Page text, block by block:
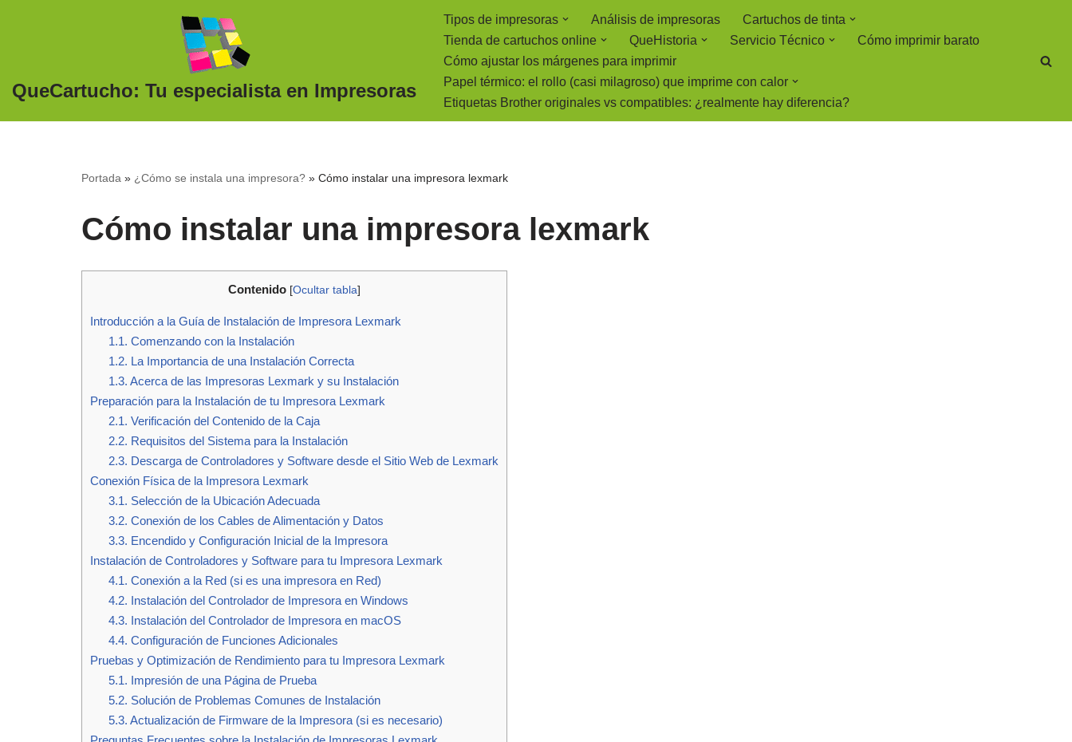
contenido
QueCartucho: Tu especialista en Impresoras
Tipos de impresoras Análisis de impresoras
Cartuchos de tinta
Tienda de cartuchos online
QueHistoria Servicio Técnico
Cómo imprimir barato
Cómo ajustar los márgenes para imprimir
Papel térmico: el rollo (casi milagroso) que imprime con calor
Etiquetas Brother originales vs compatibles: ¿realmente hay diferencia?
Portada » ¿Cómo se instala una impresora? » Cómo instalar una impresora lexmark
Cómo instalar una impresora lexmark
Contenido [Ocultar tabla]
Introducción a la Guía de Instalación de Impresora Lexmark
1.1. Comenzando con la Instalación
1.2. La Importancia de una Instalación Correcta
1.3. Acerca de las Impresoras Lexmark y su Instalación
Preparación para la Instalación de tu Impresora Lexmark
2.1. Verificación del Contenido de la Caja
2.2. Requisitos del Sistema para la Instalación
2.3. Descarga de Controladores y Software desde el Sitio Web de Lexmark
Conexión Física de la Impresora Lexmark
3.1. Selección de la Ubicación Adecuada
3.2. Conexión de los Cables de Alimentación y Datos
3.3. Encendido y Configuración Inicial de la Impresora
Instalación de Controladores y Software para tu Impresora Lexmark
4.1. Conexión a la Red (si es una impresora en Red)
4.2. Instalación del Controlador de Impresora en Windows
4.3. Instalación del Controlador de Impresora en macOS
4.4. Configuración de Funciones Adicionales
Pruebas y Optimización de Rendimiento para tu Impresora Lexmark
5.1. Impresión de una Página de Prueba
5.2. Solución de Problemas Comunes de Instalación
5.3. Actualización de Firmware de la Impresora (si es necesario)